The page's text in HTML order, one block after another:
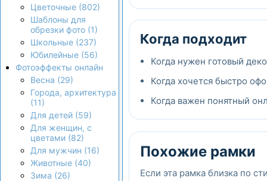
Цветочные (802)
Шаблоны для
обрезки фото (1)
Школьные (237)
Юбилейные (56)
Фотоэффекты онлайн
Весна (29)
Города, архитектура
(11)
Для детей (59)
Для женщин, с
цветами (82)
Для мужчин (16)
Животные (40)
Зима (26)
Когда подходит
Когда нужен готовый
Когда хочется быстро
Когда важен понятный
Похожие рамки
Если эта рамка близка по